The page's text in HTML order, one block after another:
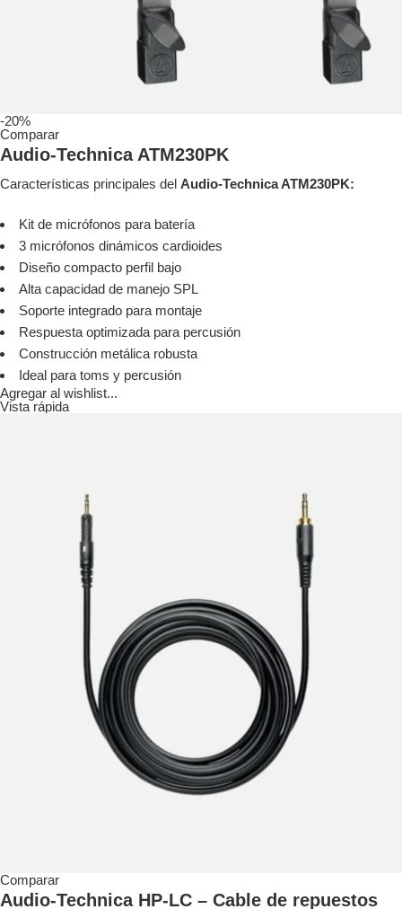
-20%
Comparar
Audio-Technica ATM230PK
Características principales del Audio-Technica ATM230PK:
Kit de micrófonos para batería
3 micrófonos dinámicos cardioides
Diseño compacto perfil bajo
Alta capacidad de manejo SPL
Soporte integrado para montaje
Respuesta optimizada para percusión
Construcción metálica robusta
Ideal para toms y percusión
Agregar al wishlist...
Vista rápida
Comparar
Audio-Technica HP-LC – Cable de repuestos